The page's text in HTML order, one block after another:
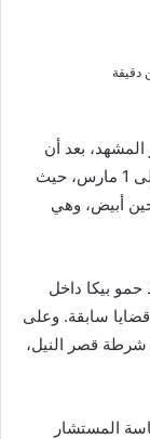
دقيقة
بعد أن
قررت محكمة قصر النيل تأجيل جلسة محاكمته إلى 1 مارس، حيث
أبيض، وهي
بيكا داخل
سابقة. وعلى
قصر النيل،
المستشار